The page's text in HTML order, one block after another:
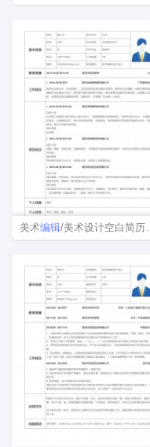
美术编辑/美术设计空白简历表格